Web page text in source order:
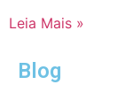
Leia Mais »
Blog